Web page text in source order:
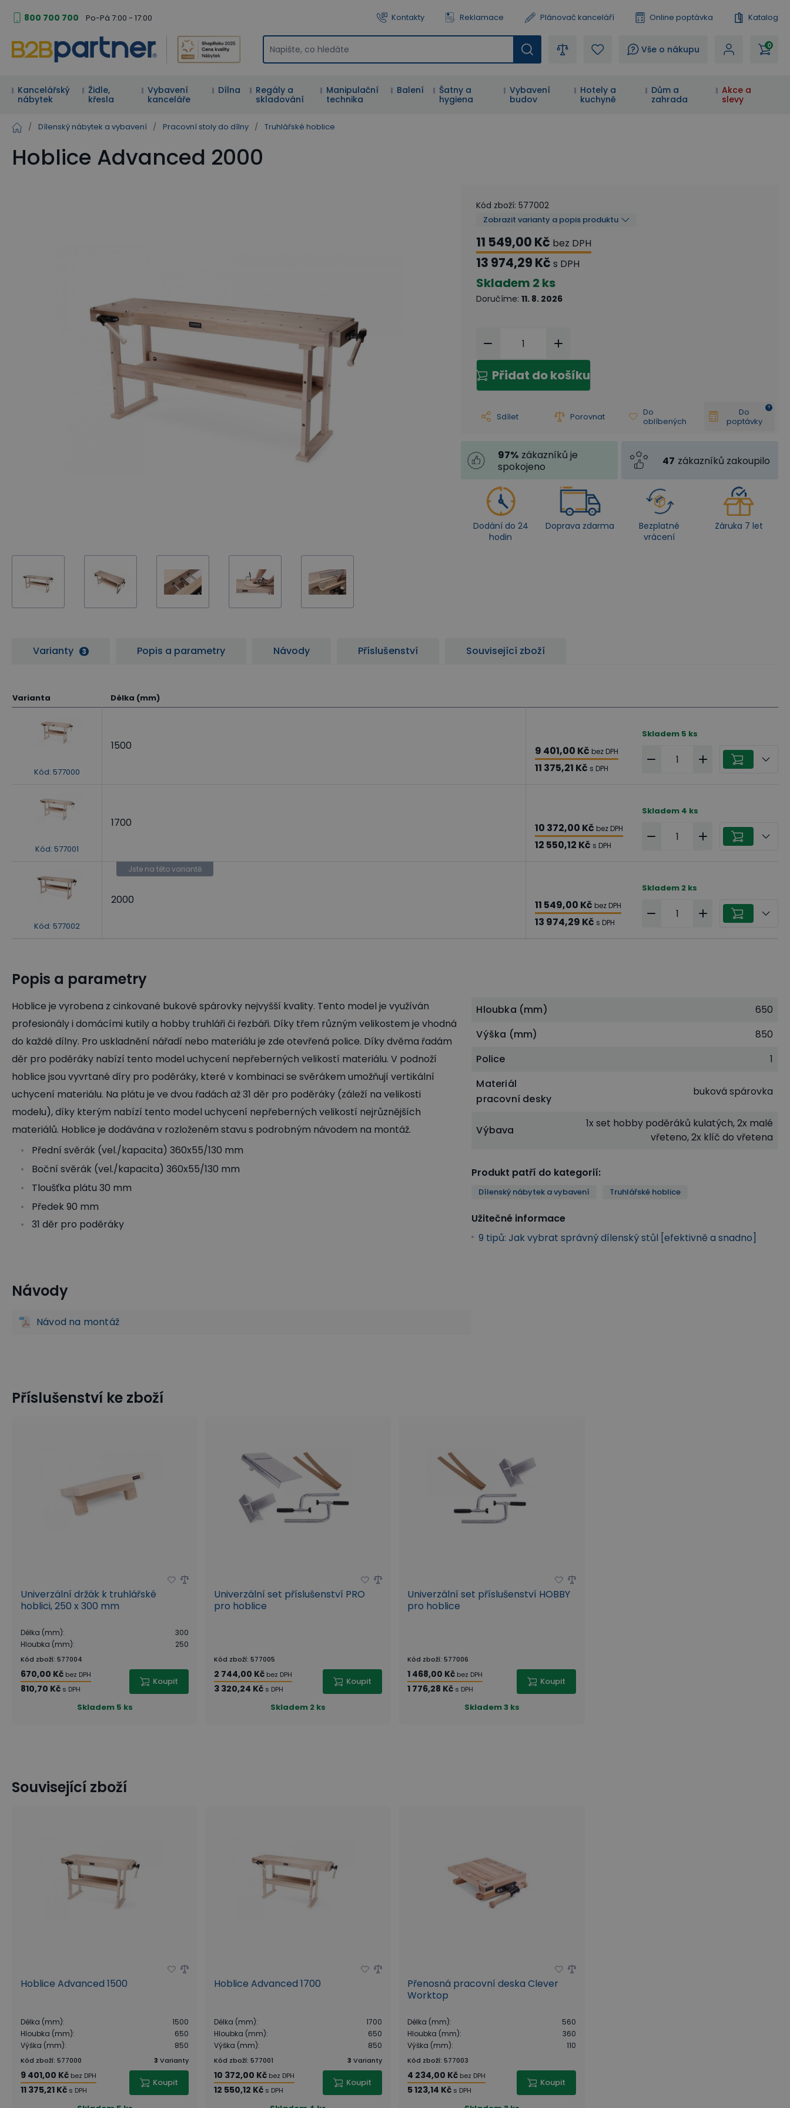
800 700 700 Po-Pá 7:00 - 17:00 Kontakty Reklamace Plánovač kanceláří Online poptávka Katalog
? Vše o nákupu 0
Kancelářský
nábytek
Židle,
křesla
Vybavení
kanceláře
Dílna
Regály a
skladování
Manipulační
technika
Balení
Šatny a
hygiena
Vybavení
budov
Hotely a
kuchyně
Dům a
zahrada
Akce a
slevy
/ Dílenský nábytek a vybavení / Pracovní stoly do dílny / Truhlářské hoblice
Hoblice Advanced 2000
Kód zboží: 577002
Zobrazit varianty a popis produktu
11 549,00 Kč bez DPH
13 974,29 Kč s DPH
Skladem 2 ks
Doručíme: 11. 8. 2026
Přidat do košíku
Sdílet Porovnat
Do
oblíbených
Do
poptávky
97% zákazníků je
spokojeno
47 zákazníků zakoupilo
Dodání do 24
hodin
Doprava zdarma
Bezplatné
vrácení
Záruka 7 let
Varianty 3 Popis a parametry Návody Příslušenství Související zboží
Varianta Délka (mm)
Kód: 577000
1500 9 401,00 Kč bez DPH
11 375,21 Kč s DPH
Skladem 5 ks
Kód: 577001
1700 10 372,00 Kč bez DPH
12 550,12 Kč s DPH
Skladem 4 ks
Kód: 577002
Jste na této variantě
2000 11 549,00 Kč bez DPH
13 974,29 Kč s DPH
Skladem 2 ks
Popis a parametry
Hoblice je vyrobena z cinkované bukové spárovky nejvyšší kvality. Tento model je využíván
profesionály i domácími kutily a hobby truhláři či řezbáři. Díky třem různým velikostem je vhodná
do každé dílny. Pro uskladnění nářadí nebo materiálu je zde otevřená police. Díky dvěma řadám
děr pro poděráky nabízí tento model uchycení nepřeberných velikostí materiálu. V podnoží
hoblice jsou vyvrtané díry pro poděráky, které v kombinaci se svěrákem umožňují vertikální
uchycení materiálu. Na plátu je ve dvou řadách až 31 děr pro poděráky (záleží na velikosti
modelu), díky kterým nabízí tento model uchycení nepřeberných velikostí nejrůznějších
materiálů. Hoblice je dodávána v rozloženém stavu s podrobným návodem na montáž.
Přední svěrák (vel./kapacita) 360x55/130 mm
Boční svěrák (vel./kapacita) 360x55/130 mm
Tloušťka plátu 30 mm
Předek 90 mm
31 děr pro poděráky
Hloubka (mm)
650
Výška (mm)
850
Police
1
Materiál
pracovní desky
buková spárovka
Výbava
1x set hobby poděráků kulatých, 2x malé
vřeteno, 2x klíč do vřetena
Produkt patří do kategorií:
Dílenský nábytek a vybavení Truhlářské hoblice
Užitečné informace
9 tipů: Jak vybrat správný dílenský stůl [efektivně a snadno]
Dílenský nábytek a vybavení
Návody
Návod na montáž
Příslušenství ke zboží
Univerzální držák k truhlářské
hoblici, 250 x 300 mm
Délka (mm):
300
Hloubka (mm): 250
Kód zboží: 577004
670,00 Kč bez DPH
810,70 Kč s DPH
Koupit
Skladem 5 ks
Univerzální set příslušenství PRO
pro hoblice
Kód zboží:577005
2 744,00 Kč bez DPH
3 320,24 Kč s DPH
Koupit
Skladem 2 ks
Univerzální set příslušenství HOBBY
pro hoblice
Kód zboží:577006
1 468,00 Kč bez DPH
1 776,28 Kč s DPH
Koupit
Skladem3 ks
Související zboží
Hoblice Advanced 1500
Délka (mm):
1500
Hloubka (mm):
650
Výška (mm): 850
Kód zboží: 577000 3 Varianty
9 401,00 Kč bez DPH
11 375,21 Kč s DPH
Koupit
Hoblice Advanced 1700
Délka (mm):
1700
Hloubka (mm):
650
Výška (mm): 850
Kód zboží:577001 3 Varianty
10 372,00 Kč bez DPH
12 550,12 Kč s DPH
Koupit
Přenosná pracovní deska Clever
Worktop
Délka (mm):
560
Hloubka (mm):
360
Výška (mm): 110
Kód zboží:577003
4 234,00 Kč bez DPH
5 123,14 Kč s DPH
Koupit